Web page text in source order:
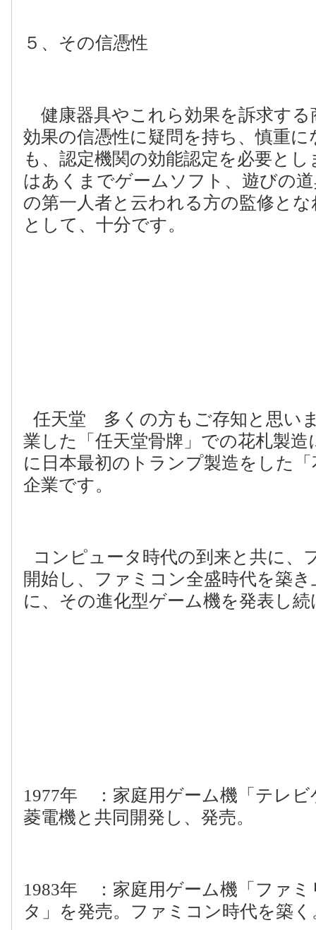
５、その信憑性
健康器具やこれら効果を訴求する
効果の信憑性に疑問を持ち、慎重
も、認定機関の効能認定を必要と
はあくまでゲームソフト、遊びの
の第一人者と云われる方の監修と
として、十分です。
任天堂 多くの方もご存知と思い
業した「任天堂骨牌」での花札製造
に日本最初のトランプ製造をした
企業です。
コンピュータ時代の到来と共に、
開始し、ファミコン全盛時代を築
に、その進化型ゲーム機を発表し
1977年 ：家庭用ゲーム機「テレビ
菱電機と共同開発し、発売。
1983年 ：家庭用ゲーム機「ファミ
タ」を発売。ファミコン時代を築く